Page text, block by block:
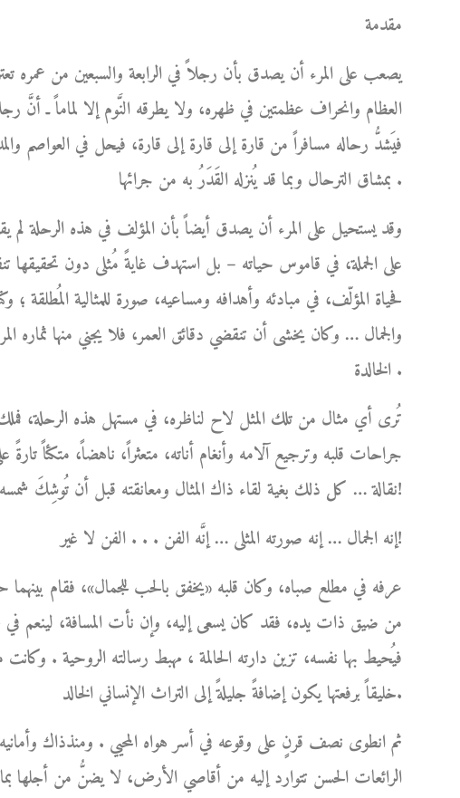
مقدمة
يصعب على المرء أن يصدق بأن رجلاً في الرابعة والسبعين من عمره
العظام وانحراف عظمتين في ظهره، ولا يطرقه النَّوم إلا لماماً ـ أنَّ
فيَشدُّ رحاله مسافراً من قارة إلى قارة إلى قارة، فيحل في العواصم
بمشاق الترحال وبما قد يُنزله القَدَرُ به من جرائها .
وقد يستحيل على المرء أن يصدق أيضاً بأن المؤلف في هذه الرحلة لم
على الجملة، في قاموس حياته – بل استهدف غايةً مُثلى دون
فحياة المؤلّف، في مبادئه وأهدافه ومساعيه، صورة للمثالية المُطلقة ؛
والجمال … وكان يخشى أن تنقضي دقائق العمر، فلا يجني منها
الخالدة .
تُرى أي مثال من تلك المثل لاح لناظره، في مستهل هذه الرحلة،
جراحات قلبه وترجيع آلامه وأنغام أناته، متعثراً، ناهضاً، متكئاً
نقالة … كل ذلك بغية لقاء ذاك المثال ومعانقته قبل أن تُوشِكَ شمسه على الغياب ؟!
إنه الجمال … إنه صورته المثلى … إنَّه الفن . . . الفن لا غير!
عرفه في مطلع صباه، وكان قلبه «يخفق بالحب للجمال»، فقام
من ضيق ذات يده، فقد كان يسعى إليه، وإن نأت المسافة، لينعم
فيُحيط بها نفسه، تزين دارته الحالمة ، مهبط رسالته الروحية .
خليقاً برفعتها يكون إضافةً جليلةً إلى التراث الإنساني الخالد.
ثم انطوى نصف قرنٍ على وقوعه في أسر هواه المحيي . ومنذذاك
الرائعات الحسن تتوارد إليه من أقاصي الأرض، لا يضنُّ من أجلها